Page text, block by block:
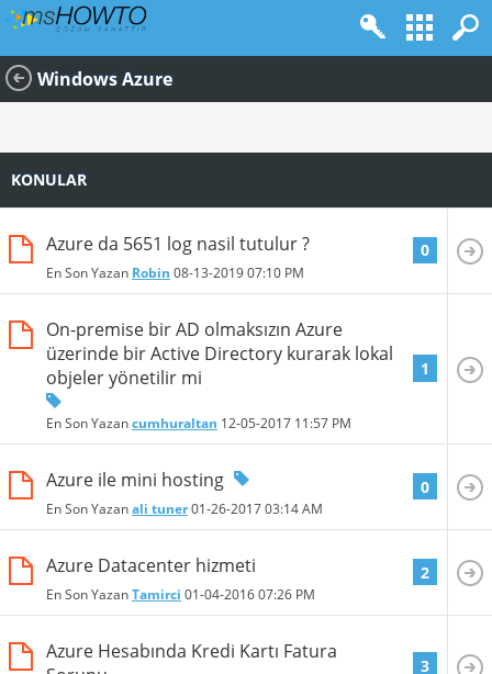
Windows Azure
KONULAR
Azure da 5651 log nasil tutulur ?
En Son Yazan Robin 08-13-201907:10 PM
0
On-premise bir AD olmaksızın Azure
üzerinde bir Active Directory kurarak lokal
objeler yönetilir mi
En Son Yazancumhuraltan 12-05-2017 11:57 PM
1
Azure ile mini hosting
En Son Yazanali tuner01-26-201703:14 AM
0
Azure Datacenter hizmeti
En Son YazanTamirci 01-04-201607:26 PM
2
Azure Hesabında Kredi Kartı Fatura
3